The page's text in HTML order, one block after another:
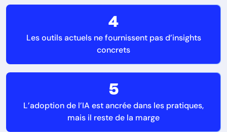
4
Les outils actuels ne fournissent pas d’insights
concrets
5
L’adoption de l’IA est ancrée dans les pratiques,
mais il reste de la marge